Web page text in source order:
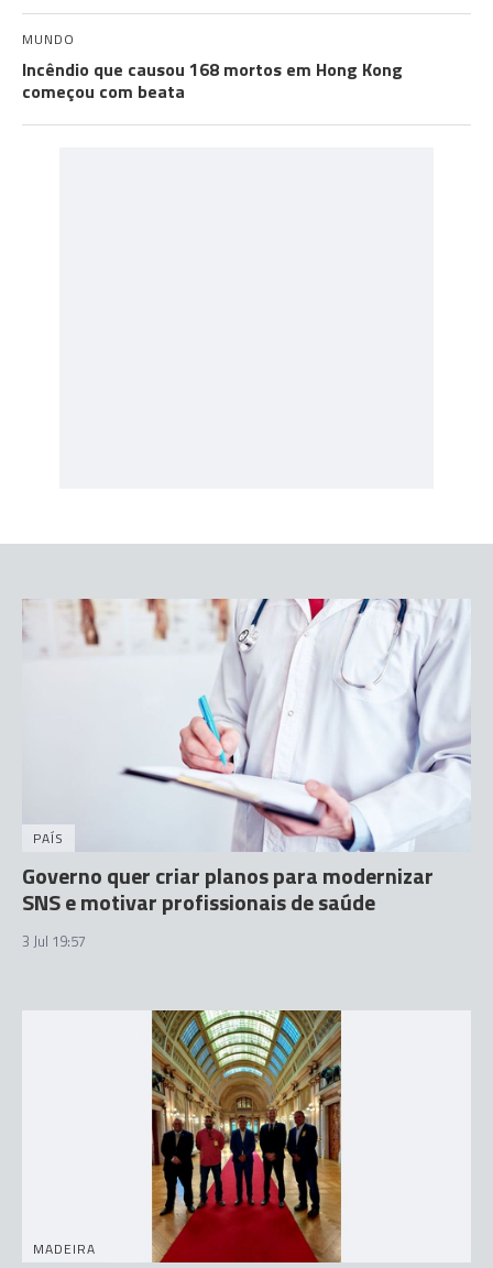
MUNDO
Incêndio que causou 168 mortos em Hong Kong
começou com beata
PAÍS
Governo quer criar planos para modernizar
SNS e motivar profissionais de saúde
3 Jul 19:57
MADEIRA